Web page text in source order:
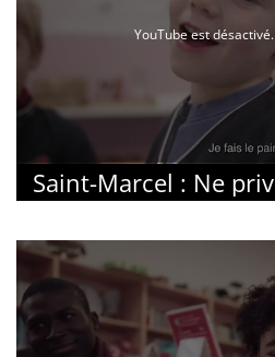
YouTube est désactivé.